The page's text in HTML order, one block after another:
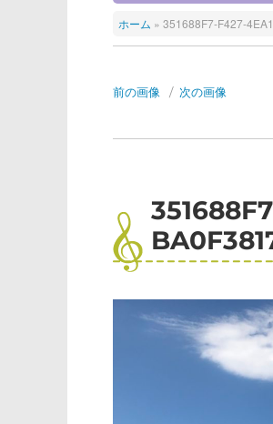
ホーム » 351688F7-F427-
前の画像 次の画像